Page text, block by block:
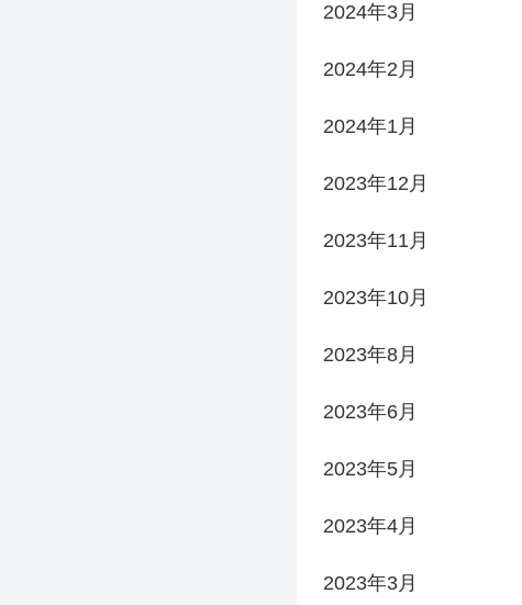
2024年3月
2024年2月
2024年1月
2023年12月
2023年11月
2023年10月
2023年8月
2023年6月
2023年5月
2023年4月
2023年3月